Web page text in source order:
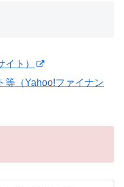
ト）
等（Yahoo!ファイナン